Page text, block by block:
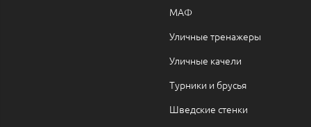
МАФ
Уличные тренажеры
Уличные качели
Турники и брусья
Шведские стенки